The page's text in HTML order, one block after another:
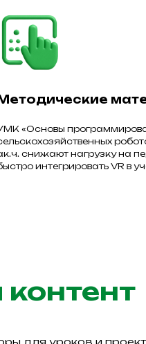
Методические
«Основы
снижают нагрузку на
интегрировать VR в
для уроков и